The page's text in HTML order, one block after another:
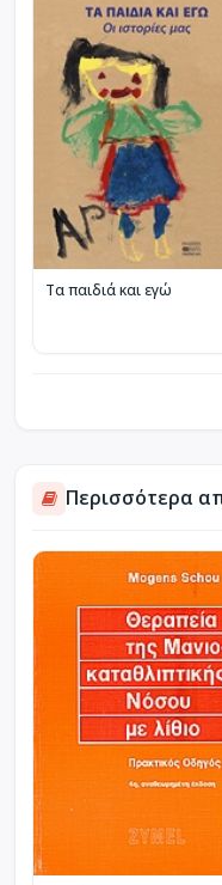
Τα παιδιά και εγώ
Περισσότερα